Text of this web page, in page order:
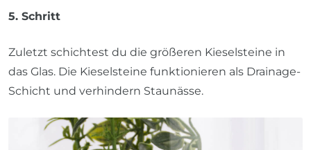
5. Schritt
Zuletzt schichtest du die größeren Kieselsteine in
das Glas. Die Kieselsteine funktionieren als Drainage-
Schicht und verhindern Staunässe.